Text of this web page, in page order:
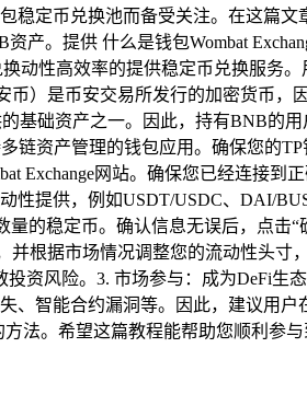
稳定币兑换池而备受关注。在这篇
。提供 什么是钱包Wombat
动性高效率的提供稳定币兑换服务
）是币安交易所发行的加密货币，
基础资产之一。因此，持有BNB的
链资产管理的钱包应用。确保您的
Exchange网站。确保您已经连接
性提供，例如USDT/USDC、DAI/
的稳定币。确认信息无误后，点击
根据市场情况调整您的流动性头寸
资风险。3. 市场参与：成为DeFi生
、智能合约漏洞等。因此，建议用
法。希望这篇教程能帮助您顺利参